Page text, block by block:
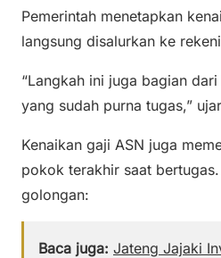
Pemerintah menetapkan
langsung disalurkan ke
“Langkah ini juga bagian
yang sudah purna tugas,”
Kenaikan gaji ASN juga
pokok terakhir saat
golongan:
Baca juga: Jateng Jajaki